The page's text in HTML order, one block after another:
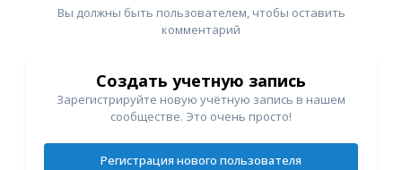
Вы должны быть пользователем, чтобы оставить
комментарий
Создать учетную запись
Зарегистрируйте новую учётную запись в нашем
сообществе. Это очень просто!
Регистрация нового пользователя